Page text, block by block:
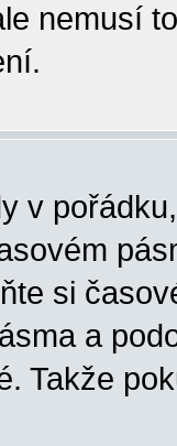
nemusí
v
si
a
Takže